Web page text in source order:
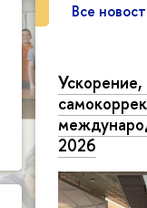
Все
Ускорение,
2026